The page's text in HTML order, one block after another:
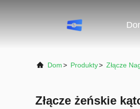
Dom> Produkty> Złącze
Złącze żeńskie